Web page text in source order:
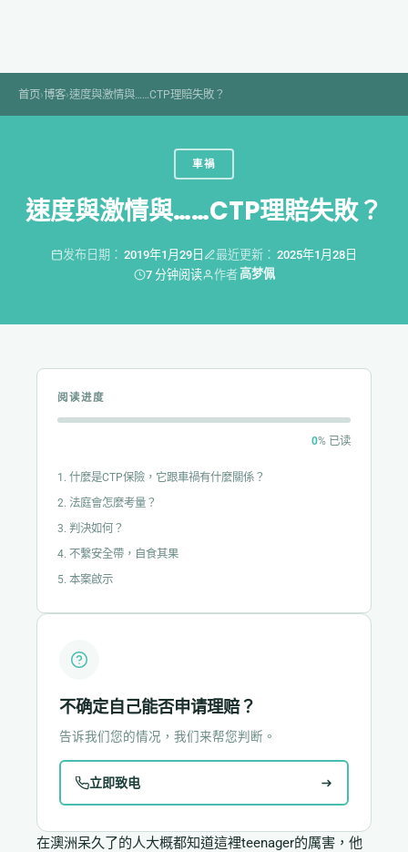
首页›博客›速度與激情與……CTP理賠失敗？
車禍
速度與激情與……CTP理賠失敗？
发布日期： 2019年1月29日 最近更新： 2025年1月28日
7 分钟阅读
作者 高梦佩
阅读进度
0% 已读
1. 什麼是CTP保險，它跟車禍有什麼關係？
2. 法庭會怎麼考量？
3. 判決如何？
4. 不繫安全帶，自食其果
5. 本案啟示
在澳洲呆久了的人大概都知道這裡teenager的厲害，他
不确定自己能否申请理赔？
告诉我们您的情况，我们来帮您判断。
立即致电